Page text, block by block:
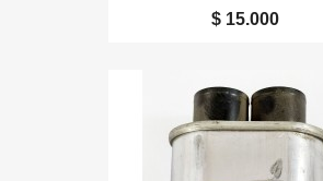
$ 15.000